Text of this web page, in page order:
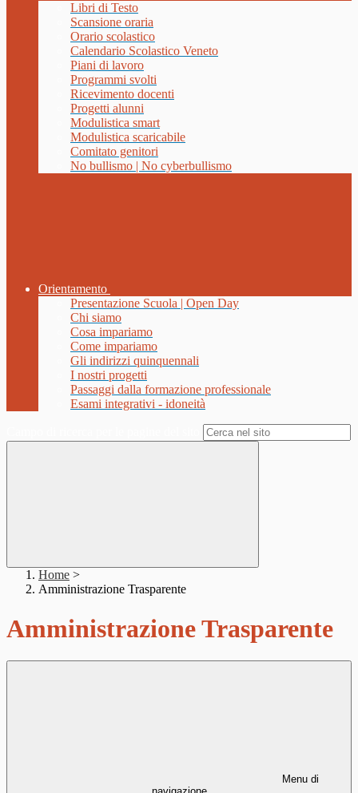
Libri di Testo
Scansione oraria
Orario scolastico
Calendario Scolastico Veneto
Piani di lavoro
Programmi svolti
Ricevimento docenti
Progetti alunni
Modulistica smart
Modulistica scaricabile
Comitato genitori
No bullismo | No cyberbullismo
Orientamento
Presentazione Scuola | Open Day
Chi siamo
Cosa impariamo
Come impariamo
Gli indirizzi quinquennali
I nostri progetti
Passaggi dalla formazione professionale
Esami integrativi - idoneità
Home >
Amministrazione Trasparente
Amministrazione Trasparente
Menu di